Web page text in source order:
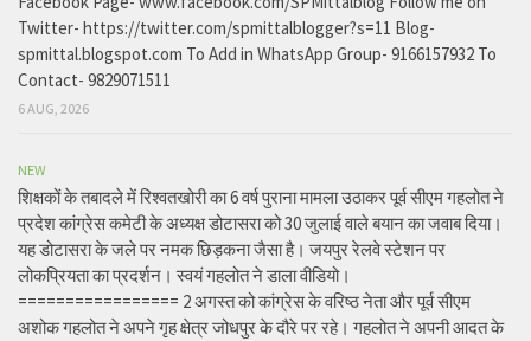
Twitter- https://twitter.com/spmittalblogger?s=11 Blog-
spmittal.blogspot.com To Add in WhatsApp Group- 9166157932 To
Contact- 9829071511
6 AUG, 2026
NEW
शिक्षकों के तबादले में रिश्वतखोरी का 6 वर्ष पुराना मामला उठाकर पूर्व सीएम गहलोत ने
प्रदेश कांग्रेस कमेटी के अध्यक्ष डोटासरा को 30 जुलाई वाले बयान का जवाब दिया।
यह डोटासरा के जले पर नमक छिड़कना जैसा है। जयपुर रेलवे स्टेशन पर
लोकप्रियता का प्रदर्शन। स्वयं गहलोत ने डाला वीडियो।
================= 2 अगस्त को कांग्रेस के वरिष्ठ नेता और पूर्व सीएम
अशोक गहलोत ने अपने गृह क्षेत्र जोधपुर के दौरे पर रहे। गहलोत ने अपनी आदत के